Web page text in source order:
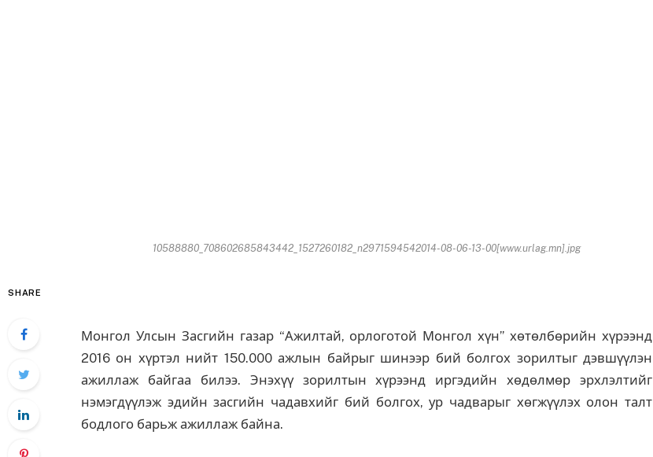
10588880_708602685843442_1527260182_n2971594542014-08-06-13-00[www.urlag.mn].jpg
SHARE
Монгол Улсын Засгийн газар “Ажилтай, орлоготой Монгол хүн” хөтөлбөрийн хүрээнд
2016 он хүртэл нийт 150.000 ажлын байрыг шинээр бий болгох зорилтыг дэвшүүлэн
ажиллаж байгаа билээ. Энэхүү зорилтын хүрээнд иргэдийн хөдөлмөр эрхлэлтийг
нэмэгдүүлэж эдийн засгийн чадавхийг бий болгох, ур чадварыг хөгжүүлэх олон талт
бодлого барьж ажиллаж байна.